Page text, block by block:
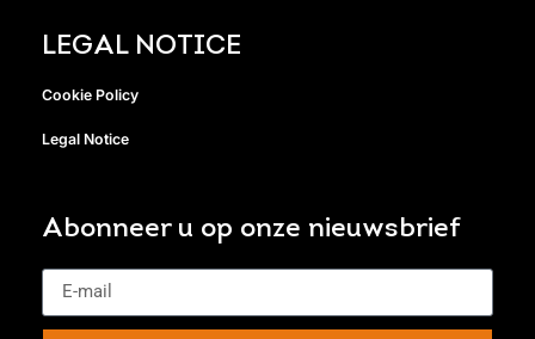
LEGAL NOTICE
Cookie Policy
Legal Notice
Abonneer u op onze nieuwsbrief